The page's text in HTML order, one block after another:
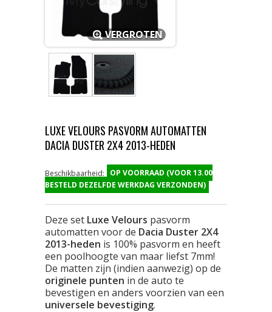
VERGROTEN
LUXE VELOURS PASVORM AUTOMATTEN
DACIA DUSTER 2X4 2013-HEDEN
Beschikbaarheid:
OP VOORRAAD (VOOR 13.00
BESTELD DEZELFDE WERKDAG VERZONDEN)
Deze set Luxe Velours pasvorm
automatten voor de Dacia Duster 2X4
2013-heden is 100% pasvorm en heeft
een poolhoogte van maar liefst 7mm!
De matten zijn (indien aanwezig) op de
originele punten in de auto te
bevestigen en anders voorzien van een
universele bevestiging.